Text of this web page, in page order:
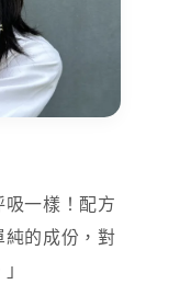
吸一樣！配方
的成份，對